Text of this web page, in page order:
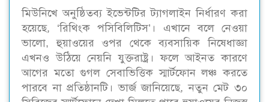
মিউনিখে অনুষ্ঠিতব্য ইভেন্টটির ট্যাগলাইন নির্ধারণ করা
হয়েছে, ‘রিথিংক পসিবিলিটিস’। এখানে বলে নেওয়া
ভালো, হুয়াওয়ের ওপর থেকে ব্যবসায়িক নিষেধাজ্ঞা
এখনও উঠিয়ে নেয়নি যুক্তরাষ্ট্র। ফলে আইনত কারণে
আগের মতো গুগল সেবাভিত্তিক স্মার্টফোন লঞ্চ করতে
পারবে না প্রতিষ্ঠানটি। ভার্জ জানিয়েছে, নতুন মেট ৩০